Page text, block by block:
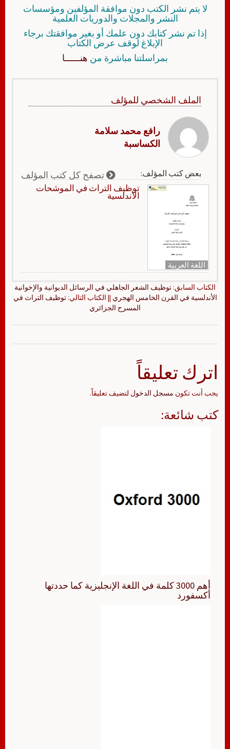
لا يتم نشر الكتب دون موافقة المؤلفين ومؤسسات
النشر والمجلات والدوريات العلمية
إذا تم نشر كتابك دون علمك أو بغير موافقتك برجاء
الإبلاغ لوقف عرض الكتاب
بمراسلتنا مباشرة من هنــــــا
الملف الشخصي للمؤلف
رافع محمد سلامة
الكساسبة
بعض كتب المؤلف: تصفح كل كتب المؤلف
اللغة العربية
توظيف التراث في الموشحات
الأندلسية
الكتاب السابق: توظيف الشعر الجاهلي في الرسائل الديوانية والإخوانية
الأندلسية في القرن الخامس الهجري || الكتاب التالي:توظيف التراث في
المسرح الجزائري
اترك تعليقاً
يجب أنت تكون مسجل الدخول لتضيف تعليقاً.
كتب شائعة:
أهم 3000 كلمة في اللغة الإنجليزية كما حددتها
أكسفورد